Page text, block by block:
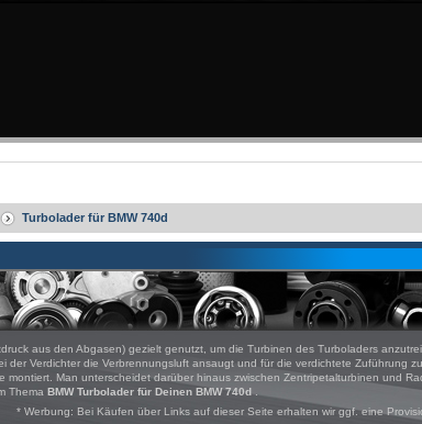
Turbolader für BMW 740d
aus den Abgasen) gezielt genutzt, um die Turbinen des Turboladers
Verdichter die Verbrennungsluft ansaugt und für die verdichtete Zuführung
Man unterscheidet darüber hinaus zwischen Zentripetalturbinen und
Thema BMW Turbolader für Deinen BMW 740d
* Werbung: Bei Käufen über Links auf dieser Seite erhalten wir ggf. eine